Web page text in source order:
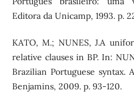
Editora da Unicamp, 1993. p.
KATO, M.; NUNES, J.A
relative clauses in BP. In:
Brazilian Portuguese syntax.
Benjamins, 2009. p. 93-120.